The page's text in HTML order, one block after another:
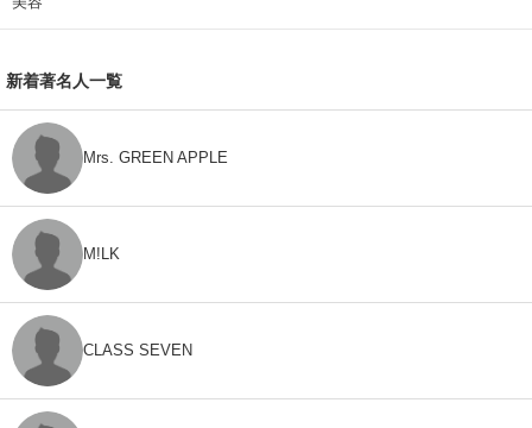
新着著名人一覧
Mrs. GREEN APPLE
M!LK
CLASS SEVEN